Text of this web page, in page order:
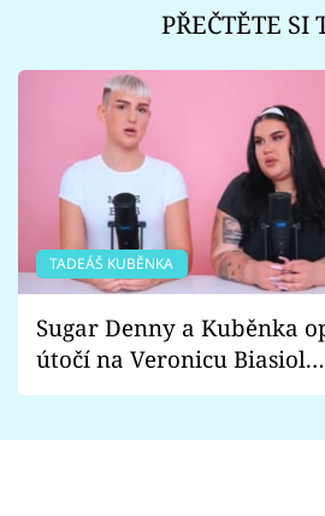
PŘEČTĚTE SI
TADEÁŠ KUBĚNKA
Sugar Denny a Kuběnka
útočí na Veronicu Biasiol.
Proč je podle nich falešná